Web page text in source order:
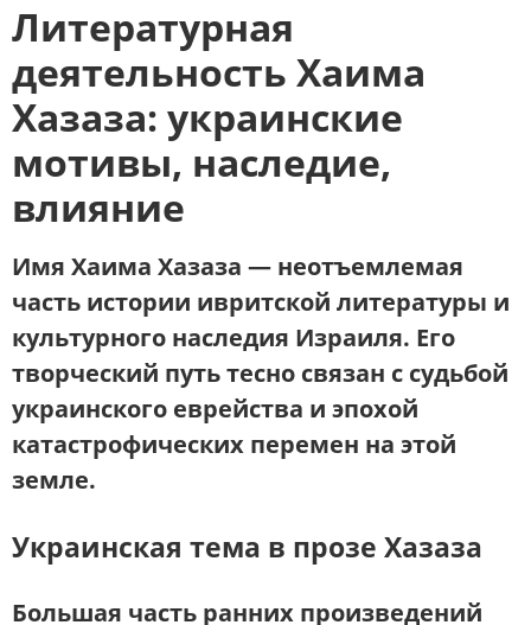
Литературная
деятельность Хаима
Хазаза: украинские
мотивы, наследие,
влияние
Имя Хаима Хазаза — неотъемлемая
часть истории ивритской литературы и
культурного наследия Израиля. Его
творческий путь тесно связан с судьбой
украинского еврейства и эпохой
катастрофических перемен на этой
земле.
Украинская тема в прозе Хазаза
Большая часть ранних произведений